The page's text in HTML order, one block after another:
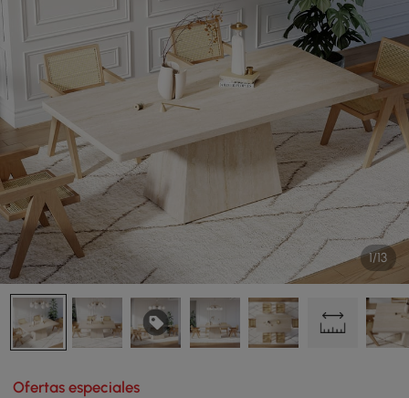
1/13
Ofertas especiales